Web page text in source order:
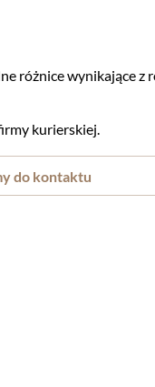
różnice wynikające z
kurierskiej.
do kontaktu